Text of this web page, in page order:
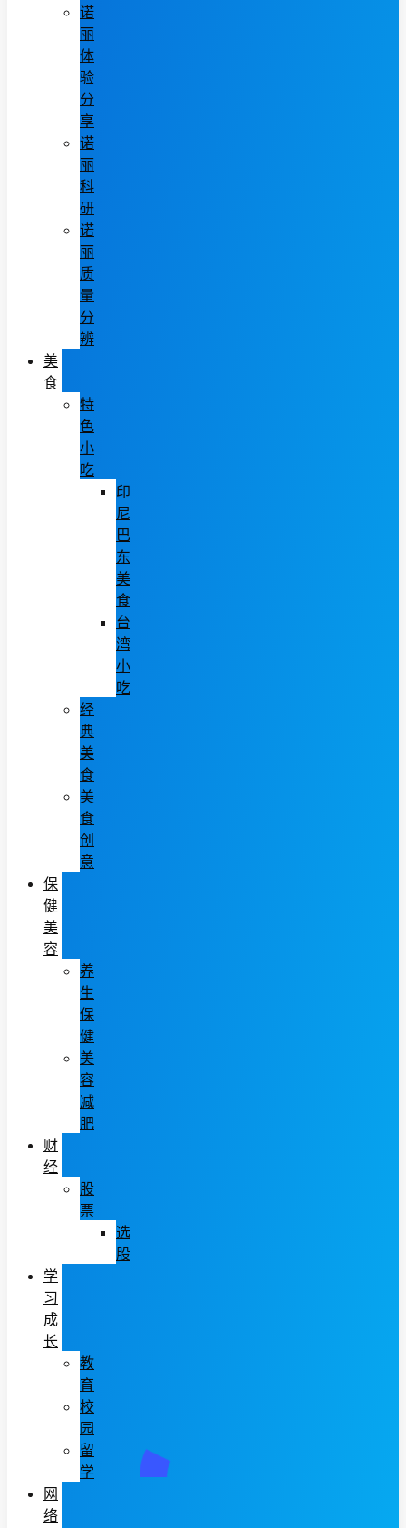
诺
丽
体
验
分
享
诺
丽
科
研
诺
丽
质
量
分
辨
美
食
特
色
小
吃
印
尼
巴
东
美
食
台
湾
小
吃
经
典
美
食
美
食
创
意
保
健
美
容
养
生
保
健
美
容
减
肥
财
经
股
票
选
股
学
习
成
长
教
育
校
园
留
学
网
络